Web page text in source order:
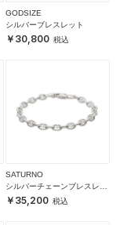
GODSIZE
シルバーブレスレット
30,800
SATURNO
シルバーチェーンブレスレッ
ト 35,200